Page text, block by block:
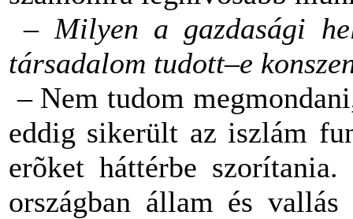
– Milyen a gazdasági
társadalom tudott–e
– Nem tudom
eddig sikerült az iszlám
erõket háttérbe
országban állam és vallás